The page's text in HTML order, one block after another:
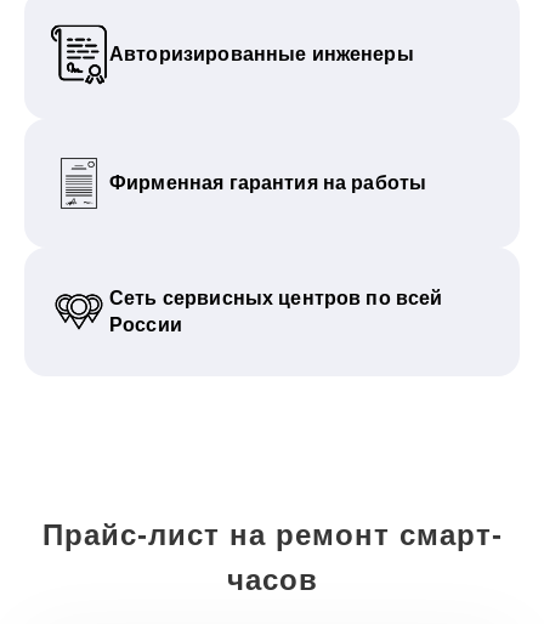
Авторизированные инженеры
Фирменная гарантия на работы
Сеть сервисных центров по всей
России
Прайс-лист на ремонт смарт-
часов